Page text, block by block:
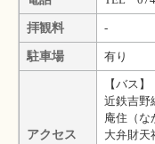
拝観料 -
駐車場 有り
アクセス
【バス】
近鉄吉野
庵住（
大弁財天